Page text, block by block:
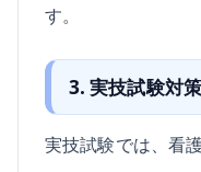
す。
3. 実技試験対策
実技試験では、看